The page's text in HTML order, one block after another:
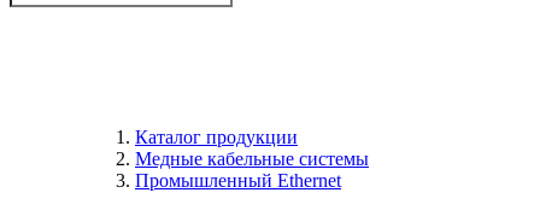
Каталог продукции
Медные кабельные системы
Промышленный Ethernet